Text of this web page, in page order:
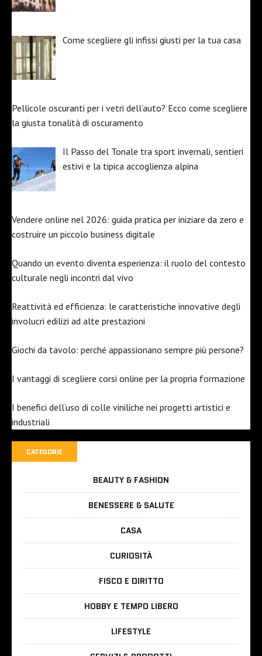
Come scegliere gli infissi giusti per la tua casa
Pellicole oscuranti per i vetri dell’auto? Ecco come scegliere
la giusta tonalità di oscuramento
Il Passo del Tonale tra sport invernali, sentieri
estivi e la tipica accoglienza alpina
Vendere online nel 2026: guida pratica per iniziare da zero e
costruire un piccolo business digitale
Quando un evento diventa esperienza: il ruolo del contesto
culturale negli incontri dal vivo
Reattività ed efficienza: le caratteristiche innovative degli
involucri edilizi ad alte prestazioni
Giochi da tavolo: perché appassionano sempre più persone?
I vantaggi di scegliere corsi online per la propria formazione
I benefici dell’uso di colle viniliche nei progetti artistici e
industriali
CATEGORIE
BEAUTY & FASHION
BENESSERE & SALUTE
CASA
CURIOSITÀ
FISCO E DIRITTO
HOBBY E TEMPO LIBERO
LIFESTYLE